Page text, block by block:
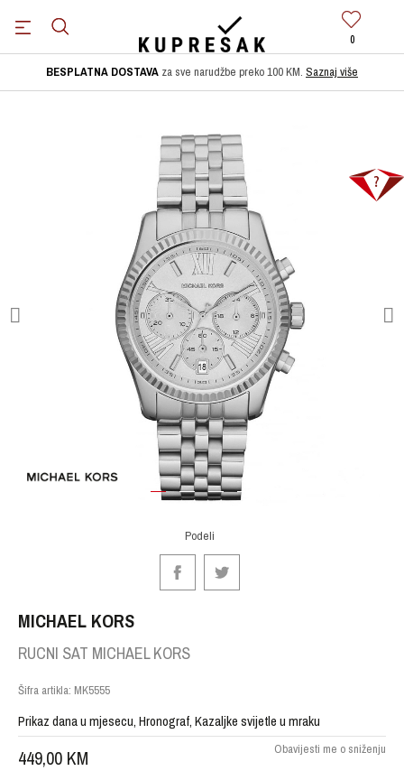
0
BESPLATNA DOSTAVA za sve narudžbe preko 100 KM. Saznaj više
1 2 3
Podeli
MICHAEL KORS
RUCNI SAT MICHAEL KORS
Šifra artikla: MK5555
Prikaz dana u mjesecu, Hronograf, Kazaljke svijetle u mraku
449,00 KM Obavijesti me o sniženju